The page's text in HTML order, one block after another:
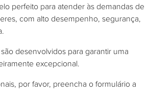
perfeito para atender às demandas de
com alto desempenho, segurança,
desenvolvidos para garantir uma
excepcional.
por favor, preencha o formulário a